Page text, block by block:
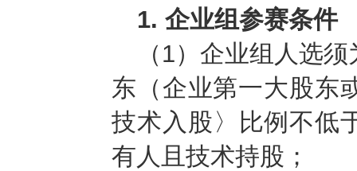
1. 企业组参赛条件
（1）企业组人选
东（企业第一大股东
技术入股〉比例不低
有人且技术持股；